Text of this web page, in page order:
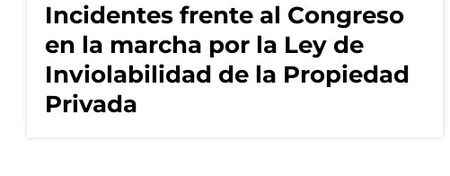
Incidentes frente al Congreso
en la marcha por la Ley de
Inviolabilidad de la Propiedad
Privada